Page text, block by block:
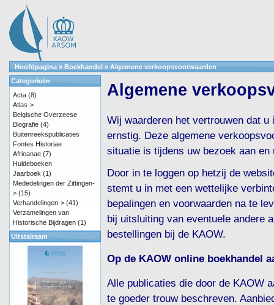
Hoofdpagina » Boekhandel » Algemene verkoopsvoorwaarden
Algemene
Wij waarderen het vertrouwen dat
ernstig. Deze algemene
situatie is tijdens uw bezoek aan
Door in te loggen op hetzij de
stemt u in met een wettelijke
bepalingen en voorwaarden na te
bij uitsluiting van eventuele andere
bestellingen bij de KAOW.
Op de KAOW online boekhandel
Alle publicaties die door de KAOW
te goeder trouw beschreven.
Categorieën
Acta (8)
Atlas->
Belgische Overzeese
Biografie (4)
Buitenreekspublicaties
Fontes Historiae
Africanae (7)
Huldeboeken
Jaarboek (1)
Mededelingen der Zittingen-
> (15)
Verhandelingen-> (41)
Verzamelingen van
Historische Bijdragen (1)
Uitstalraam